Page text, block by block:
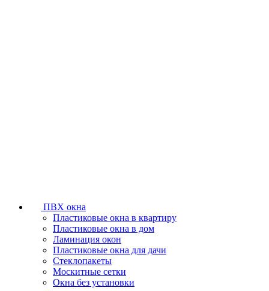
ПВХ окна
Пластиковые окна в квартиру
Пластиковые окна в дом
Ламинация окон
Пластиковые окна для дачи
Стеклопакеты
Москитные сетки
Окна без установки